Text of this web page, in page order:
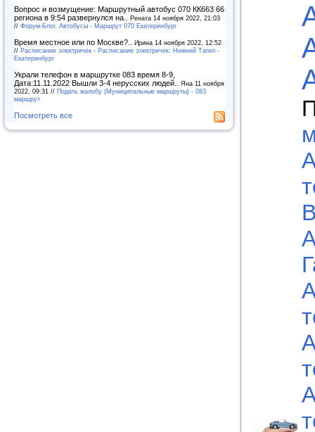
Вопрос и возмущение: Маршрутный автобус 070 КК663 66
региона в 9:54 развернулся на.. Рената 14 ноября 2022, 21:03
// Форум-Блог. Автобусы - Маршрут 070 Екатеринбург
Время местное или по Москве?.. Ирина 14 ноября 2022, 12:52
// Расписание электричек - Расписание электричек: Нижний Тагил -
Екатеринбург
Украли телефон в маршрутке 083 время 8-9,
Дата:11.11.2022 Вышли 3-4 нерусских людей.. Яна 11 ноября
2022, 09:31 // Подать жалобу (Муниципальные маршруты) - 083
маршрут
Посмотреть все